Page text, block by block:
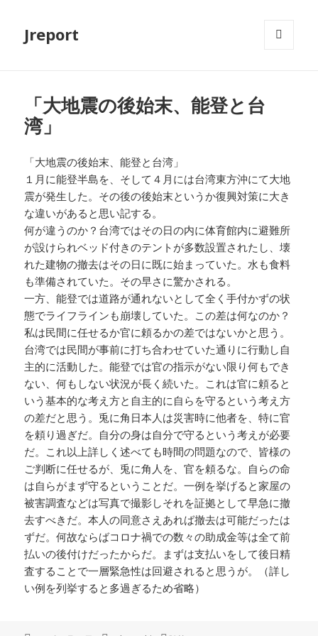
Jreport
「大地震の後始末、能登と台
湾」
「大地震の後始末、能登と台湾」
１月に能登半島を、そして４月には台湾東方沖にて大地
震が発生した。その後の後始末というか復興対策に大き
な違いがあると思い記する。
何が違うのか？台湾ではその日の内に体育館内に避難所
が設けられベッド付きのテントが多数設置されたし、壊
れた建物の撤去はその日に既に始まっていた。水も食料
も準備されていた。その早さに驚かされる。
一方、能登では道路が通れないとして全く手付かずの状
態でライフラインも崩壊していた。この差は何なのか？
私は民間に任せるか官に頼るかの差ではないかと思う。
台湾では民間が事前に打ち合わせていた通りに行動し自
主的に活動した。能登では官の指示がない限り何もでき
ない、何もしない状況が長く続いた。これは官に頼ると
いう基本的な考え方と自主的に自らを守るという考え方
の差だと思う。兎に角日本人は災害時に他者を、特に官
を頼り過ぎだ。自分の身は自分で守るという考えが必要
だ。これ以上詳しく述べても時間の問題なので、皆様の
ご判断に任せるが、兎に角人を、官を頼るな。自らの命
は自らがまず守るということだ。一例を挙げると家屋の
被害調査などは写真で撮影しそれを証拠として早急に撤
去すべきだ。本人の同意さえあれば撤去は可能だったは
ずだ。何故ならばコロナ禍での数々の助成金等は全て前
払いの後付けだったからだ。まずは支払いをして後日精
査することで一層緊急性は回避されると思うが。（詳し
い例を列挙すると多過ぎるため省略）